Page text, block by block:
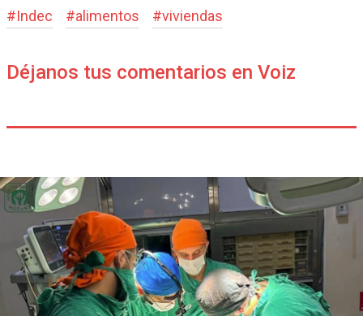
#Indec #alimentos #viviendas
Déjanos tus comentarios en Voiz